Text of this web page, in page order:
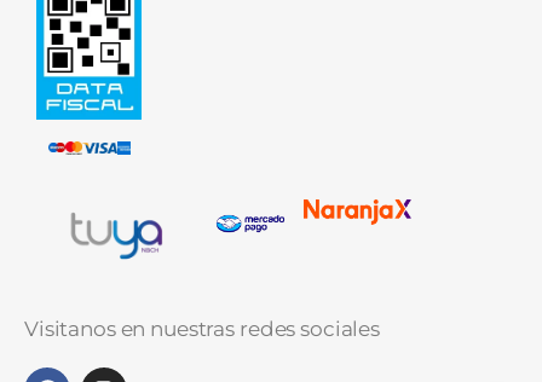
Visitanos en nuestras redes sociales